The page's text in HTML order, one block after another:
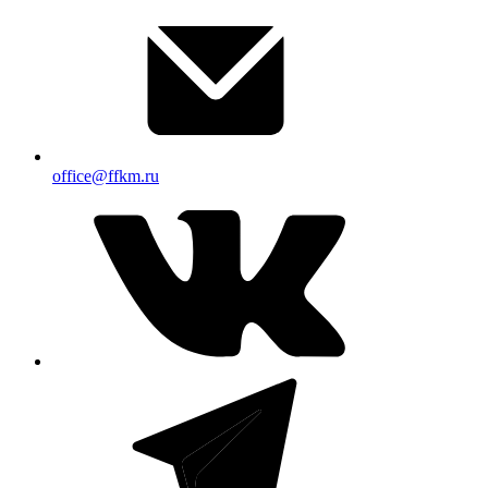
office@ffkm.ru